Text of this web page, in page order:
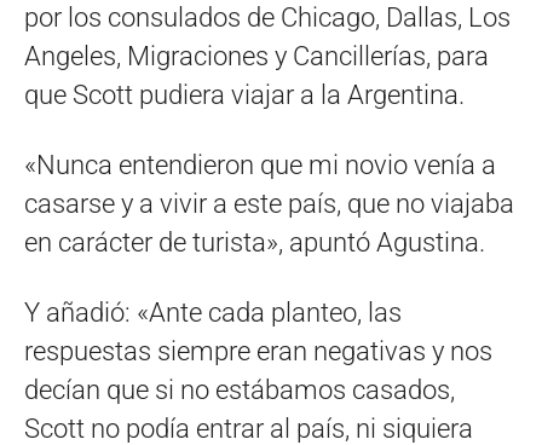
por los consulados de Chicago, Dallas, Los
Angeles, Migraciones y Cancillerías, para
que Scott pudiera viajar a la Argentina.
«Nunca entendieron que mi novio venía a
casarse y a vivir a este país, que no viajaba
en carácter de turista», apuntó Agustina.
Y añadió: «Ante cada planteo, las
respuestas siempre eran negativas y nos
decían que si no estábamos casados,
Scott no podía entrar al país, ni siquiera